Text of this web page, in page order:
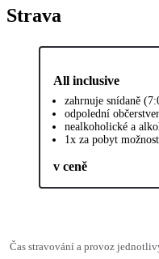
Strava
All inclusive
zahrnuje snídaně
odpolední
nealkoholické a
1x za pobyt
v ceně
Čas stravování a provoz